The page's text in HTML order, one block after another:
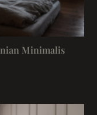
Minimalis